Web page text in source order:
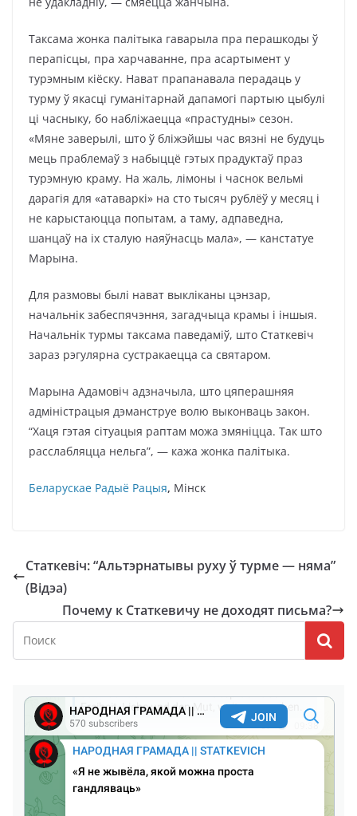
Таксама жонка палітыка гаварыла пра перашкоды ў
перапісцы, пра харчаванне, пра асартымент у
турэмным кіёску. Нават прапанавала перадаць у
турму ў якасці гуманітарнай дапамогі партыю цыбулі
ці часныку, бо набліжаецца «прастудны» сезон.
«Мяне заверылі, што ў бліжэйшы час вязні не будуць
мець праблемаў з набыццё гэтых прадуктаў праз
турэмную краму. На жаль, лімоны і часнок вельмі
дарагія для «атаваркі» на сто тысяч рублёў у месяц і
не карыстаюцца попытам, а таму, адпаведна,
шанцаў на іх сталую наяўнасць мала», — канстатуе
Марына.
Для размовы былі нават выкліканы цэнзар,
начальнік забеспячэння, загадчыца крамы і іншыя.
Начальнік турмы таксама паведаміў, што Статкевіч
зараз рэгулярна сустракаецца са святаром.
Марына Адамовіч адзначыла, што цяперашняя
адміністрацыя дэманструе волю выконваць закон.
“Хаця гэтая сітуацыя раптам можа змяніцца. Так што
расслабляцца нельга”, — кажа жонка палітыка.
Беларускае Радыё Рацыя, Мінск
Статкевіч: “Альтэрнатывы руху ў турме — няма”
(Відэа)
Почему к Статкевичу не доходят письма?